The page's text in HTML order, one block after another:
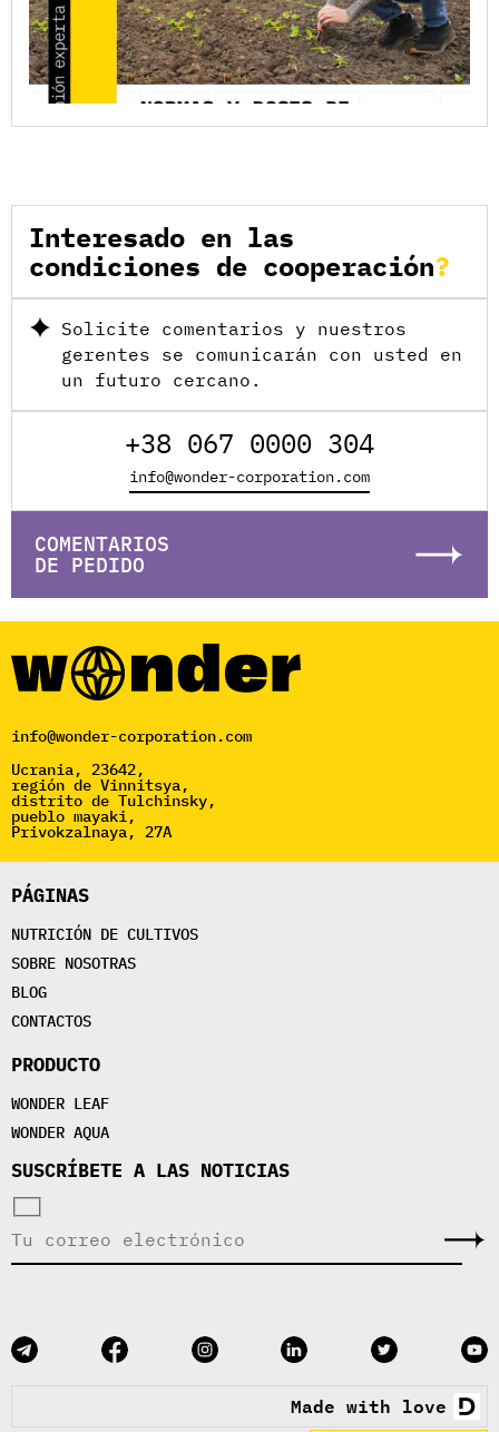
Interesado en las
condiciones de cooperación
Solicite comentarios y nuestros
gerentes se comunicarán con usted en
un futuro cercano.
+38 067 0000 304
info@wonder-corporation.com
COMENTARIOS
DE PEDIDO
info@wonder-corporation.com
Ucrania, 23642,
región de Vinnitsya,
distrito de Tulchinsky,
pueblo mayaki,
Privokzalnaya, 27A
PÁGINAS
NUTRICIÓN DE CULTIVOS
SOBRE NOSOTRAS
BLOG
CONTACTOS
PRODUCTO
WONDER LEAF
WONDER AQUA
SUSCRÍBETE A LAS NOTICIAS
Made with love